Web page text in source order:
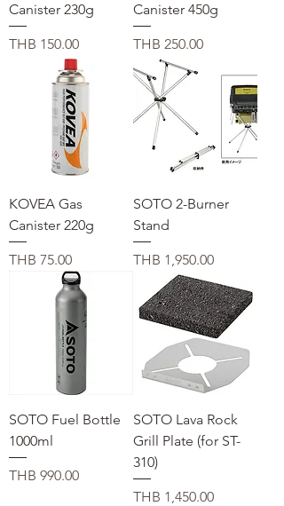
Canister 230g
価格
THB 150.00
Canister 450g
価格
THB 250.00
KOVEA Gas
Canister 220g
価格
THB 75.00
SOTO 2-Burner
Stand
価格
THB 1,950.00
SOTO Fuel Bottle
1000ml
価格
THB 990.00
SOTO Lava Rock
Grill Plate (for ST-
310)
価格
THB 1,450.00